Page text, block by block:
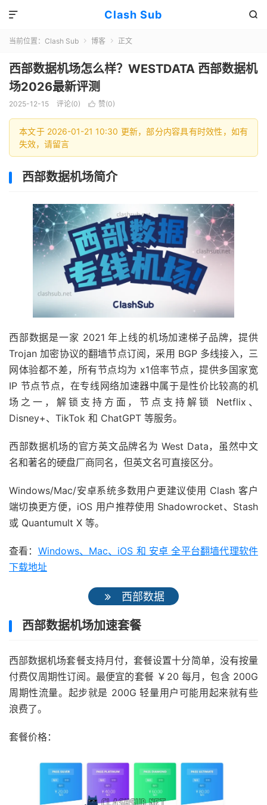
Clash Sub 

当前位置： Clash Sub  博客  正文
西部数据机场怎么样？WESTDATA 西部数据机
场2026最新评测
2025-12-15 评论(0)  赞(0)
本文于 2026-01-21 10:30 更新，部分内容具有时效性，如有
失效，请留言
西部数据机场简介
西部数据是一家 2021 年上线的机场加速梯子品牌，提供
Trojan 加密协议的翻墙节点订阅，采用 BGP 多线接入，三
网体验都不差，所有节点均为 x1倍率节点，提供多国家宽
IP 节点节点，在专线网络加速器中属于是性价比较高的机
场之一，解锁支持方面，节点支持解锁 Netflix、
Disney+、TikTok 和 ChatGPT 等服务。
西部数据机场的官方英文品牌名为 West Data，虽然中文
名和著名的硬盘厂商同名，但英文名可直接区分。
Windows/Mac/安卓系统多数用户更建议使用 Clash 客户
端切换更方便，iOS 用户推荐使用 Shadowrocket、Stash
或 Quantumult X 等。
查看： Windows、Mac、iOS 和 安卓 全平台翻墙代理软件
下载地址
西部数据
西部数据机场加速套餐
西部数据机场套餐支持月付，套餐设置十分简单，没有按量
付费仅周期性订阅。最便宜的套餐 ￥20 每月，包含 200G
周期性流量。起步就是 200G 轻量用户可能用起来就有些
浪费了。
套餐价格：